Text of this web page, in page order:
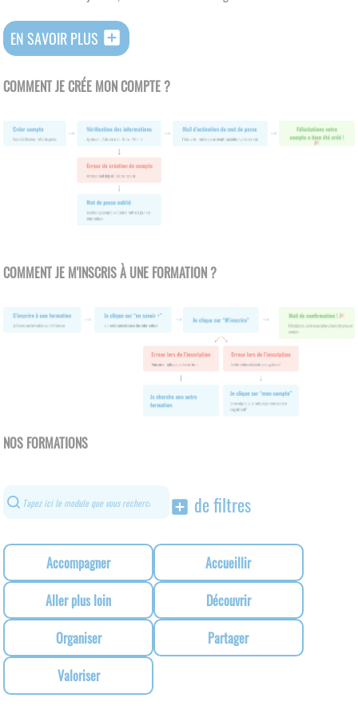
EN SAVOIR PLUS add_box
COMMENT JE CRÉE MON COMPTE ?
COMMENT JE M'INSCRIS À UNE FORMATION ?
NOS FORMATIONS
add_box de filtres
Accompagner
Accueillir
Aller plus loin
Découvrir
Organiser
Partager
Valoriser